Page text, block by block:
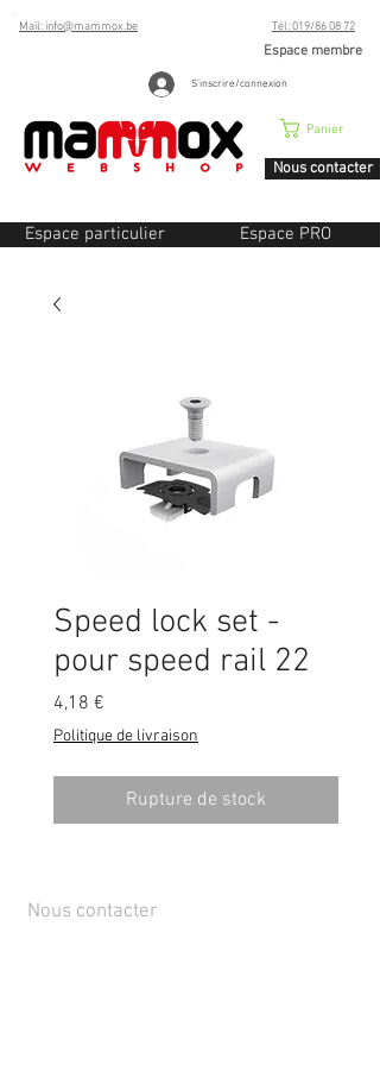
Mail: info@mammox.be Tél: 019/86 08 72
Espace membre
S'inscrire/connexion
Panier
Nous contacter
Espace particulier Espace PRO
Speed lock set -
pour speed rail 22
4,18 €
Politique de livraison
Rupture de stock
Nous contacter